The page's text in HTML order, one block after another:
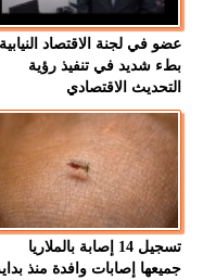
عضو في لجنة الاقتصاد
بطء شديد في تنفيذ رؤية
التحديث الاقتصادي
تسجيل 14 إصابة بالملاريا
جميعها إصابات وافدة منذ